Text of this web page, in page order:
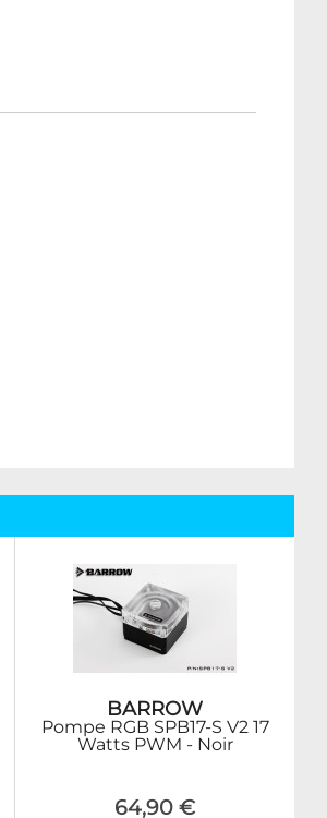
BARROW
Pompe RGB SPB17-S V2 17
Watts PWM - Noir
64,90 €